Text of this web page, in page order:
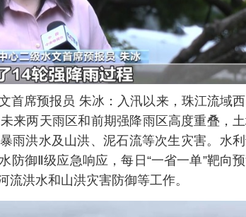
首席预报员 朱冰：入汛以来，珠江流域
来两天雨区和前期强降雨区高度重叠，
雨洪水及山洪、泥石流等次生灾害。水
防御Ⅱ级应急响应，每日“一省一单”靶向
流洪水和山洪灾害防御等工作。